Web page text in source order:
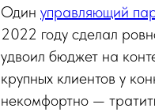
Один управляющий
2022 году сделал
удвоил бюджет на
крупных клиентов у
некомфортно —